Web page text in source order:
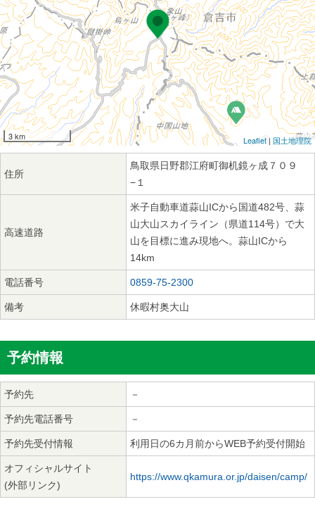
3 km Leaflet | 国土地理院
住所
鳥取県日野郡江府町御机鏡ヶ成７０９
−１
高速道路
米子自動車道蒜山ICから国道482号、蒜
山大山スカイライン（県道114号）で大
山を目標に進み現地へ。蒜山ICから
14km
電話番号 0859-75-2300
備考 休暇村奥大山
予約情報
予約先 －
予約先電話番号 －
予約先受付情報 利用日の6カ月前からWEB予約受付開始
オフィシャルサイト
(外部リンク)
https://www.qkamura.or.jp/daisen/camp/